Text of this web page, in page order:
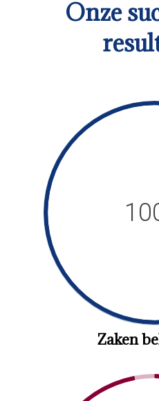
Onze
Zaken